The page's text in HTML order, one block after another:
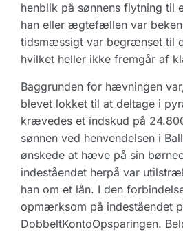
henblik på sønnens flytning til
han eller ægtefællen var
tidsmæssigt var begrænset til
hvilket heller ikke fremgår af
Baggrunden for hævningen
blevet lokket til at deltage i
krævedes et indskud på
sønnen ved henvendelsen i
ønskede at hæve på sin
indeståendet herpå var
han om et lån. I den
opmærksom på indeståendet
DobbeltKontoOpsparingen.